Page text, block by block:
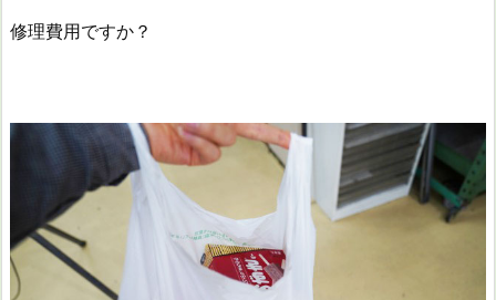
修理費用ですか？